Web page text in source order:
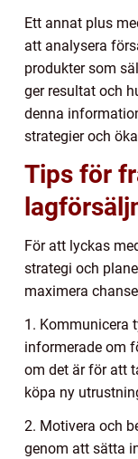
Ett annat plus
att analysera
produkter som
ger resultat och
denna
strategier och
Tips för
För att lyckas
strategi och
maximera
1. Kommunicera
informerade om
om det är för att
köpa ny
2. Motivera och
genom att sätta